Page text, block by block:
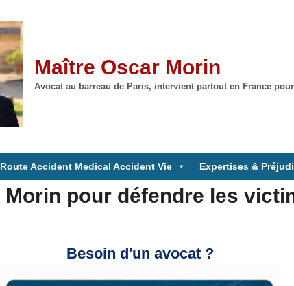
Maître Oscar Morin
Avocat au barreau de Paris, intervient partout en France
Accident Medical Accident Vie Expertises &
pour défendre les
Besoin d'un avocat ?